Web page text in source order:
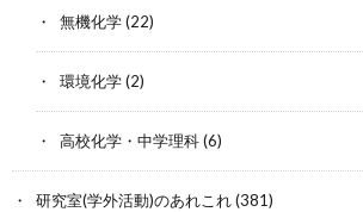
無機化学(22)
環境化学(2)
高校化学・中学理科(6)
研究室(学外活動)のあれこれ(381)